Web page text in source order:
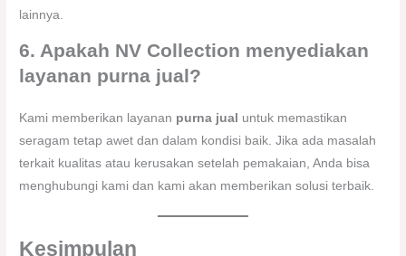
lainnya.
6. Apakah NV Collection menyediakan
layanan purna jual?
Kami memberikan layanan purna jual untuk memastikan
seragam tetap awet dan dalam kondisi baik. Jika ada masalah
terkait kualitas atau kerusakan setelah pemakaian, Anda bisa
menghubungi kami dan kami akan memberikan solusi terbaik.
Kesimpulan